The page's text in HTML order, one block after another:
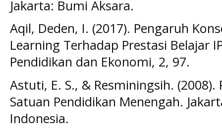
Jakarta: Bumi Aksara.
Aqil, Deden, I. (2017). Pengaruh
Learning Terhadap Prestasi Belajar
Pendidikan dan Ekonomi, 2, 97.
Astuti, E. S., & Resminingsih.
Satuan Pendidikan Menengah.
Indonesia.